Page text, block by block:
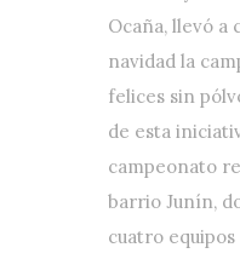
Ocaña, llevó a
navidad la
felices sin
de esta
campeonato
barrio Junín,
cuatro